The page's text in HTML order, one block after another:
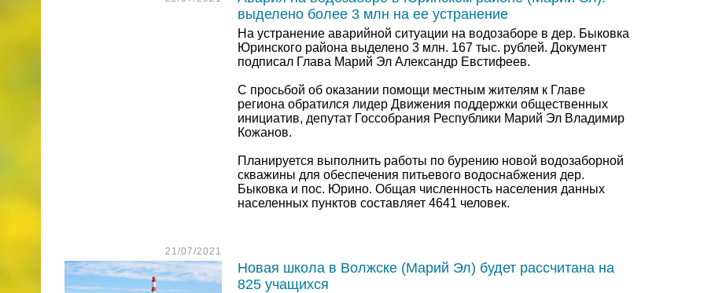
выделено более 3 млн на ее устранение
На устранение аварийной ситуации на водозаборе в дер. Быковка
Юринского района выделено 3 млн. 167 тыс. рублей. Документ
подписал Глава Марий Эл Александр Евстифеев.
С просьбой об оказании помощи местным жителям к Главе
региона обратился лидер Движения поддержки общественных
инициатив, депутат Госсобрания Республики Марий Эл Владимир
Кожанов.
Планируется выполнить работы по бурению новой водозаборной
скважины для обеспечения питьевого водоснабжения дер.
Быковка и пос. Юрино. Общая численность населения данных
населенных пунктов составляет 4641 человек.​​​
21/07/2021
Новая школа в Волжске (Марий Эл) будет рассчитана на
825 учащихся